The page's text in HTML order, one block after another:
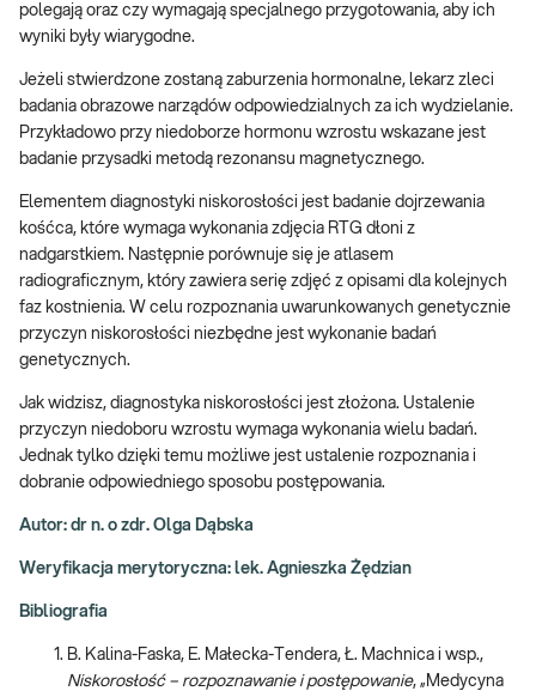
polegają oraz czy wymagają specjalnego przygotowania, aby ich
wyniki były wiarygodne.
Jeżeli stwierdzone zostaną zaburzenia hormonalne, lekarz zleci
badania obrazowe narządów odpowiedzialnych za ich wydzielanie.
Przykładowo przy niedoborze hormonu wzrostu wskazane jest
badanie przysadki metodą rezonansu magnetycznego.
Elementem diagnostyki niskorosłości jest badanie dojrzewania
kośćca, które wymaga wykonania zdjęcia RTG dłoni z
nadgarstkiem. Następnie porównuje się je atlasem
radiograficznym, który zawiera serię zdjęć z opisami dla kolejnych
faz kostnienia. W celu rozpoznania uwarunkowanych genetycznie
przyczyn niskorosłości niezbędne jest wykonanie badań
genetycznych.
Jak widzisz, diagnostyka niskorosłości jest złożona. Ustalenie
przyczyn niedoboru wzrostu wymaga wykonania wielu badań.
Jednak tylko dzięki temu możliwe jest ustalenie rozpoznania i
dobranie odpowiedniego sposobu postępowania.
Autor: dr n. o zdr. Olga Dąbska
Weryfikacja merytoryczna: lek. Agnieszka Żędzian
Bibliografia
B. Kalina-Faska, E. Małecka-Tendera, Ł. Machnica i wsp.,
Niskorosłość – rozpoznawanie i postępowanie, „Medycyna